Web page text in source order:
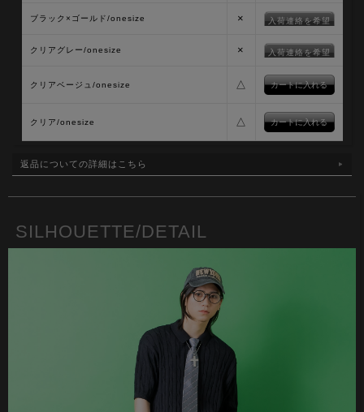
ブラック×ゴールド/onesize × 入荷連絡を希望
クリアグレー/onesize × 入荷連絡を希望
クリアベージュ/onesize △
クリア/onesize △
返品についての詳細はこちら
SILHOUETTE/DETAIL